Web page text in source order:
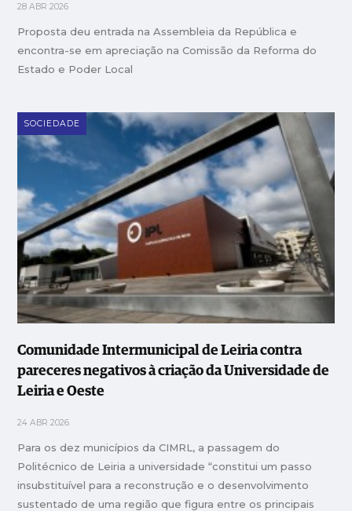
28 ABR 2026
Proposta deu entrada na Assembleia da República e
encontra-se em apreciação na Comissão da Reforma do
Estado e Poder Local
SOCIEDADE
Comunidade Intermunicipal de Leiria contra
pareceres negativos à criação da Universidade de
Leiria e Oeste
24 ABR 2026
Para os dez municípios da CIMRL, a passagem do
Politécnico de Leiria a universidade “constitui um passo
insubstituível para a reconstrução e o desenvolvimento
sustentado de uma região que figura entre os principais